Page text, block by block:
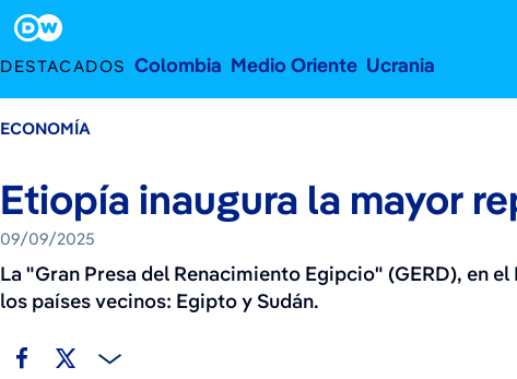
DESTACADOS Colombia Medio Oriente Ucrania
ECONOMÍA
Etiopía inaugura la mayor
09/09/2025
La "Gran Presa del Renacimiento Egipcio" (GERD), en
los países vecinos: Egipto y Sudán.
Footer